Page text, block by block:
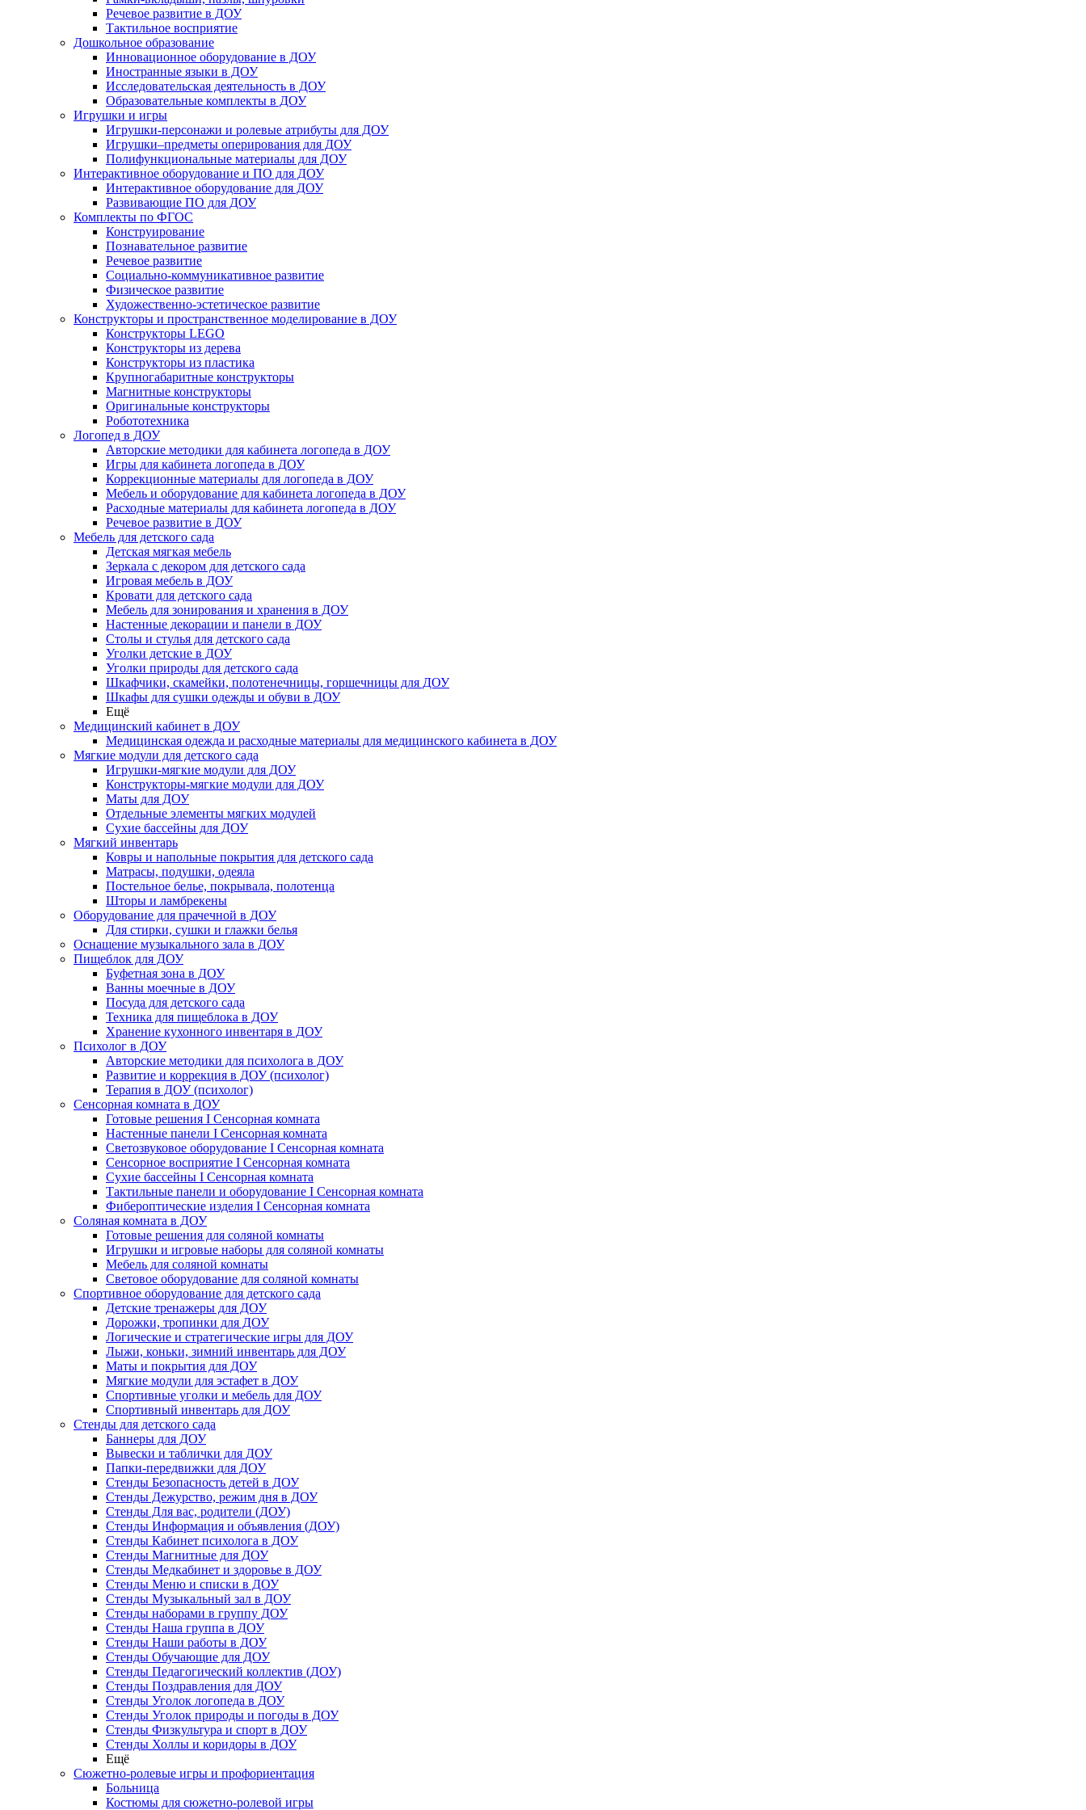
Речевое развитие в ДОУ
Тактильное восприятие
Дошкольное образование
Инновационное оборудование в ДОУ
Иностранные языки в ДОУ
Исследовательская деятельность в ДОУ
Образовательные комплекты в ДОУ
Игрушки и игры
Игрушки-персонажи и ролевые атрибуты для ДОУ
Игрушки–предметы оперирования для ДОУ
Полифункциональные материалы для ДОУ
Интерактивное оборудование и ПО для ДОУ
Интерактивное оборудование для ДОУ
Развивающие ПО для ДОУ
Комплекты по ФГОС
Конструирование
Познавательное развитие
Речевое развитие
Социально-коммуникативное развитие
Физическое развитие
Художественно-эстетическое развитие
Конструкторы и пространственное моделирование в ДОУ
Конструкторы LEGO
Конструкторы из дерева
Конструкторы из пластика
Крупногабаритные конструкторы
Магнитные конструкторы
Оригинальные конструкторы
Робототехника
Логопед в ДОУ
Авторские методики для кабинета логопеда в ДОУ
Игры для кабинета логопеда в ДОУ
Коррекционные материалы для логопеда в ДОУ
Мебель и оборудование для кабинета логопеда в ДОУ
Расходные материалы для кабинета логопеда в ДОУ
Речевое развитие в ДОУ
Мебель для детского сада
Детская мягкая мебель
Зеркала с декором для детского сада
Игровая мебель в ДОУ
Кровати для детского сада
Мебель для зонирования и хранения в ДОУ
Настенные декорации и панели в ДОУ
Столы и стулья для детского сада
Уголки детские в ДОУ
Уголки природы для детского сада
Шкафчики, скамейки, полотенечницы, горшечницы для ДОУ
Шкафы для сушки одежды и обуви в ДОУ
Ещё
Медицинский кабинет в ДОУ
Медицинская одежда и расходные материалы для медицинского кабинета в ДОУ
Мягкие модули для детского сада
Игрушки-мягкие модули для ДОУ
Конструкторы-мягкие модули для ДОУ
Маты для ДОУ
Отдельные элементы мягких модулей
Сухие бассейны для ДОУ
Мягкий инвентарь
Ковры и напольные покрытия для детского сада
Матрасы, подушки, одеяла
Постельное белье, покрывала, полотенца
Шторы и ламбрекены
Оборудование для прачечной в ДОУ
Для стирки, сушки и глажки белья
Оснащение музыкального зала в ДОУ
Пищеблок для ДОУ
Буфетная зона в ДОУ
Ванны моечные в ДОУ
Посуда для детского сада
Техника для пищеблока в ДОУ
Хранение кухонного инвентаря в ДОУ
Психолог в ДОУ
Авторские методики для психолога в ДОУ
Развитие и коррекция в ДОУ (психолог)
Терапия в ДОУ (психолог)
Сенсорная комната в ДОУ
Готовые решения I Сенсорная комната
Настенные панели I Сенсорная комната
Светозвуковое оборудование I Сенсорная комната
Сенсорное восприятие I Сенсорная комната
Сухие бассейны I Сенсорная комната
Тактильные панели и оборудование I Сенсорная комната
Фибероптические изделия I Сенсорная комната
Соляная комната в ДОУ
Готовые решения для соляной комнаты
Игрушки и игровые наборы для соляной комнаты
Мебель для соляной комнаты
Световое оборудование для соляной комнаты
Спортивное оборудование для детского сада
Детские тренажеры для ДОУ
Дорожки, тропинки для ДОУ
Логические и стратегические игры для ДОУ
Лыжи, коньки, зимний инвентарь для ДОУ
Маты и покрытия для ДОУ
Мягкие модули для эстафет в ДОУ
Спортивные уголки и мебель для ДОУ
Спортивный инвентарь для ДОУ
Стенды для детского сада
Баннеры для ДОУ
Вывески и таблички для ДОУ
Папки-передвижки для ДОУ
Стенды Безопасность детей в ДОУ
Стенды Дежурство, режим дня в ДОУ
Стенды Для вас, родители (ДОУ)
Стенды Информация и объявления (ДОУ)
Стенды Кабинет психолога в ДОУ
Стенды Магнитные для ДОУ
Стенды Медкабинет и здоровье в ДОУ
Стенды Меню и списки в ДОУ
Стенды Музыкальный зал в ДОУ
Стенды наборами в группу ДОУ
Стенды Наша группа в ДОУ
Стенды Наши работы в ДОУ
Стенды Обучающие для ДОУ
Стенды Педагогический коллектив (ДОУ)
Стенды Поздравления для ДОУ
Стенды Уголок логопеда в ДОУ
Стенды Уголок природы и погоды в ДОУ
Стенды Физкультура и спорт в ДОУ
Стенды Холлы и коридоры в ДОУ
Ещё
Сюжетно-ролевые игры и профориентация
Больница
Костюмы для сюжетно-ролевой игры